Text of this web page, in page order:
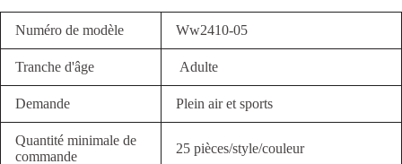
Numéro de modèle Ww2410-05
Tranche d'âge Adulte
Demande Plein air et sports
Quantité minimale de
commande
25 pièces/style/couleur